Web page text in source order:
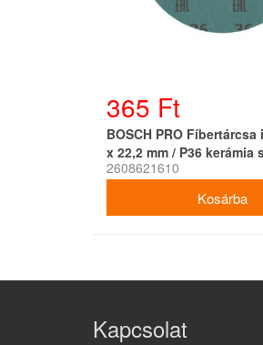
365 Ft
BOSCH PRO
x 22,2 mm / P36 kerámia
2608621610
Kapcsolat